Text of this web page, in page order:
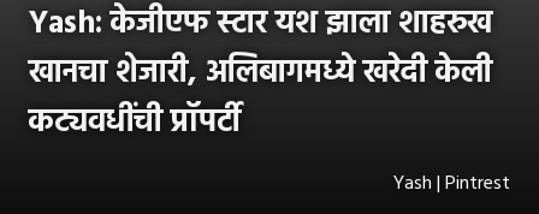
Yash: केजीएफ स्टार यश झाला शाहरुख
खानचा शेजारी, अलिबागमध्ये खरेदी केली
कट्यवधींची प्रॉपर्टी
Yash | Pintrest